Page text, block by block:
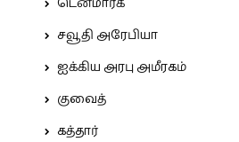
சவூதி அரேபியா
ஐக்கிய அரபு அமீரகம்
குவைத்
கத்தார்